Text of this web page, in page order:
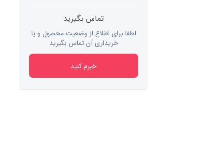
تماس بگیرید
لطفا برای اطلاع از وضعیت محصول و یا
خریداری آن تماس بگیرید
خبرم کنید